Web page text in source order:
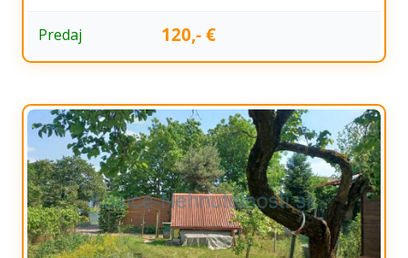
Predaj 120,- €